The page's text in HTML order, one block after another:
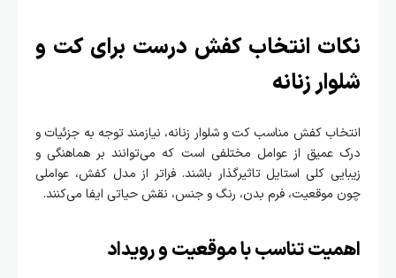
نکات انتخاب کفش درست برای کت و
شلوار زنانه
انتخاب کفش مناسب کت و شلوار زنانه، نیازمند توجه به جزئیات و
درک عمیق از عوامل مختلفی است که می‌توانند بر هماهنگی و
زیبایی کلی استایل تاثیرگذار باشند. فراتر از مدل کفش، عواملی
چون موقعیت، فرم بدن، رنگ و جنس، نقش حیاتی ایفا می‌کنند.
اهمیت تناسب با موقعیت و رویداد